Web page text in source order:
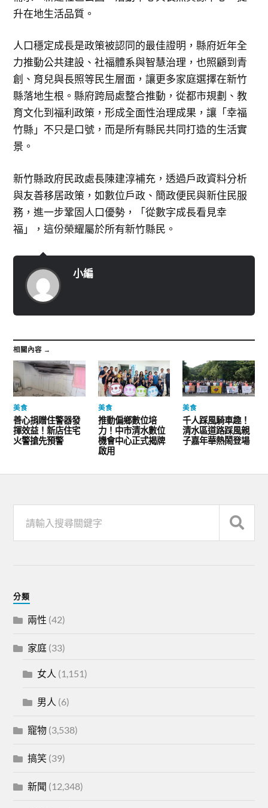
升在地生活品質。
人口穩定成長是政策被認同的最佳證明，縣府近年全
力推動公共建設、社福體系與智慧治理，也照顧到青
創、育兒與長照等民生層面，讓更多家庭選擇在新竹
縣落地生根。縣府跨局處整合推動，從都市規劃、教
育文化到福利政策，形成全面性治理成果，讓「幸福
竹縣」不只是口號，而是所有縣民共同打造的生活實
景。
新竹縣政府民政處長陳建淳補充，透過戶政資料分析
與友善移居政策，如數位戶政、簡政便民與新住民服
務，進一步鞏固人口優勢，「從數字成長看見幸
福」，這份榮耀屬於所有新竹縣民。
小編
相關內容 →
美食
善心捐贈住警器發
揮效益！新店住宅
火警搶先預警
美食
推動偏鄉數位培
力！中市清水數位
機會中心正式揭牌
啟用
美食
千人踩風騎車趣！
清水區道路踩風親
子嘉年華熱鬧登場
分類
兩性 (42)
家庭 (33)
女人 (1,151)
男人 (6)
寵物 (3,538)
搞笑 (39)
新聞 (12,348)